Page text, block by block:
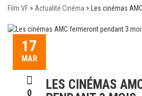
Film VF > Actualité Cinéma > Les cinémas
17
MAR
0
LES CINÉMAS